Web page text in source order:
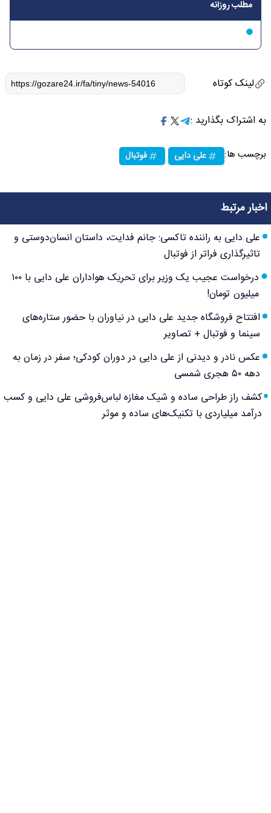
مطلب روزانه
لینک کوتاه
به اشتراک بگذارید :
برچسب ها: علی دایی فوتبال
اخبار مرتبط
علی دایی به راننده تاکسی: جانم فدایت، داستان انسان‌دوستی و
تاثیرگذاری فراتر از فوتبال
درخواست عجیب یک وزیر برای تحریک هواداران علی دایی با ۱۰۰
میلیون تومان!
افتتاح فروشگاه جدید علی دایی در نیاوران با حضور ستاره‌های
سینما و فوتبال + تصاویر
عکس نادر و دیدنی از علی دایی در دوران کودکی؛ سفر در زمان به
دهه ۵۰ هجری شمسی
کشف راز طراحی ساده و شیک مغازه لباس‌فروشی علی دایی و کسب
درآمد میلیاردی با تکنیک‌های ساده و موثر